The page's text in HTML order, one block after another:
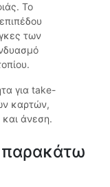
Το
των
για take-
καρτών,
άνεση.
παρακάτω